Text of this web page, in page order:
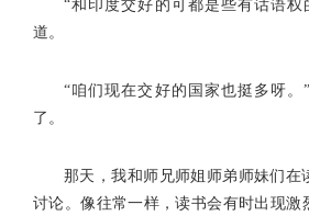
“和印度交好的可都是些有话语权
道。
“咱们现在交好的国家也挺多呀。
了。
那天，我和师兄师姐师弟师妹们在
讨论。像往常一样，读书会有时出现激